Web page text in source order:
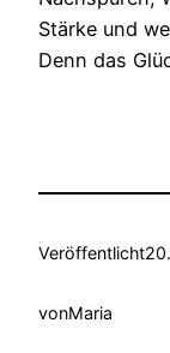
Stärke und
Denn das
Veröffentlicht
vonMaria